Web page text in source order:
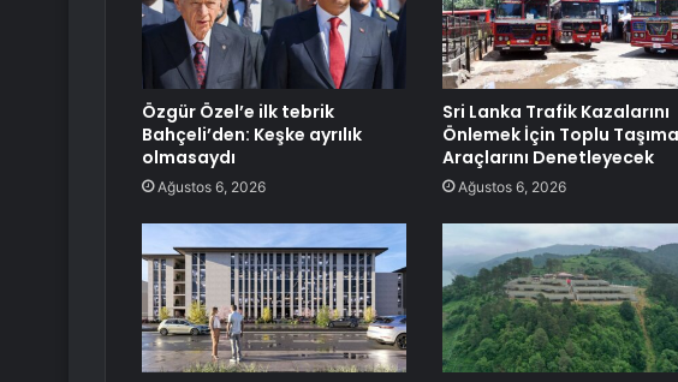
Özgür Özel’e ilk tebrik
Bahçeli’den: Keşke ayrılık
olmasaydı
Ağustos 6, 2026
Sri Lanka Trafik Kazalarını
Önlemek İçin Toplu Taşıma
Araçlarını Denetleyecek
Ağustos 6, 2026